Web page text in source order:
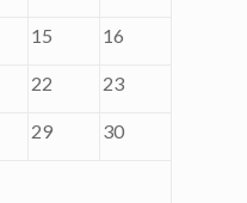
15 16
22 23
29 30